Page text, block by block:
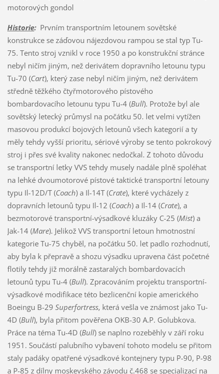
motorových gondol
Historie:Prvním transportním letounem sovětské
konstrukce se záďovou nájezdovou rampou se stal typ Tu-
75. Tento stroj vznikl v roce 1950 a po konstrukční stránce
nebyl ničím jiným, než derivátem dopravního letounu typu
Tu-70 (Cart), který zase nebyl ničím jiným, než derivátem
středně těžkého čtyřmotorového pístového
bombardovacího letounu typu Tu-4 (Bull). Protože byl ale
sovětský letecký průmysl na počátku 50. let velmi vytížen
masovou produkcí bojových letounů všech kategorií a ty
měly tehdy vyšší prioritu, sériové výroby se tento pokrokový
stroj i přes své kvality nakonec nedočkal. Z tohoto důvodu
se transportní letky VVS tehdy musely nadále plně spoléhat
na lehké dvoumotorové pístové taktické transportní letouny
typu Il-12D/T (Coach) a Il-14T (Crate), které vycházely z
dopravních letounů typu Il-12 (Coach) a Il-14 (Crate), a
bezmotorové transportní-výsadkové kluzáky C-25 (Mist) a
Jak-14 (Mare). Jelikož VVS transportní letoun hmotnostní
kategorie Tu-75 chyběl, na počátku 50. let padlo rozhodnutí,
aby byla k přepravě a shozu výsadku upravena část početné
flotily tehdy již morálně zastaralých bombardovacích
letounů typu Tu-4 (Bull). Zpracováním projektu transportní-
výsadkové modifikace této bezlicenční kopie amerického
Boeingu B-29 Superfortress, která vešla ve známost jako Tu-
4D (Bull), byla přitom pověřena OKB-30 A.P. Golubkova.
Práce na téma Tu-4D (Bull) se naplno rozeběhly v září roku
1951. Součástí palubního vybavení tohoto modelu se přitom
staly padáky opatřené výsadkové kontejnery typu P-90, P-98
a P-85 z dílny moskevského závodu č.468 se specializací na